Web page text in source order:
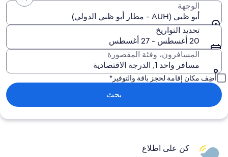
الوجهة
أبو ظبي (AUH - مطار أبو ظبي الدولي)
تحديد التواريخ
20 أغسطس - 27 أغسطس
المسافرون، وفئة المقصورة
مسافر واحد 1, الدرجة الاقتصادية
أضِف مكان إقامة لحجز باقة والتوفير*
بحث
كن على اطلاع